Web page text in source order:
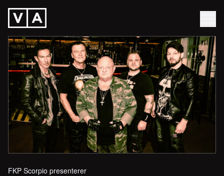
FKP Scorpio presenterer